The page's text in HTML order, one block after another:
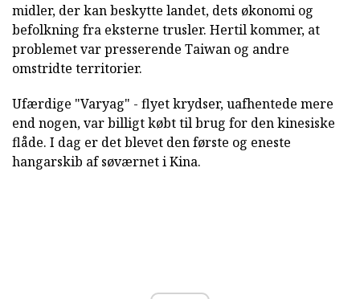
midler, der kan beskytte landet, dets økonomi og
befolkning fra eksterne trusler. Hertil kommer, at
problemet var presserende Taiwan og andre
omstridte territorier.
Ufærdige "Varyag" - flyet krydser, uafhentede mere
end nogen, var billigt købt til brug for den kinesiske
flåde. I dag er det blevet den første og eneste
hangarskib af søværnet i Kina.